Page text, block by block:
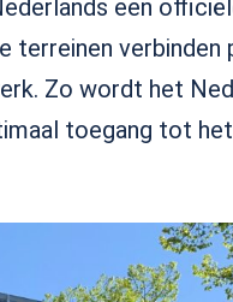
een
terreinen verbinden
Zo wordt het
toegang tot